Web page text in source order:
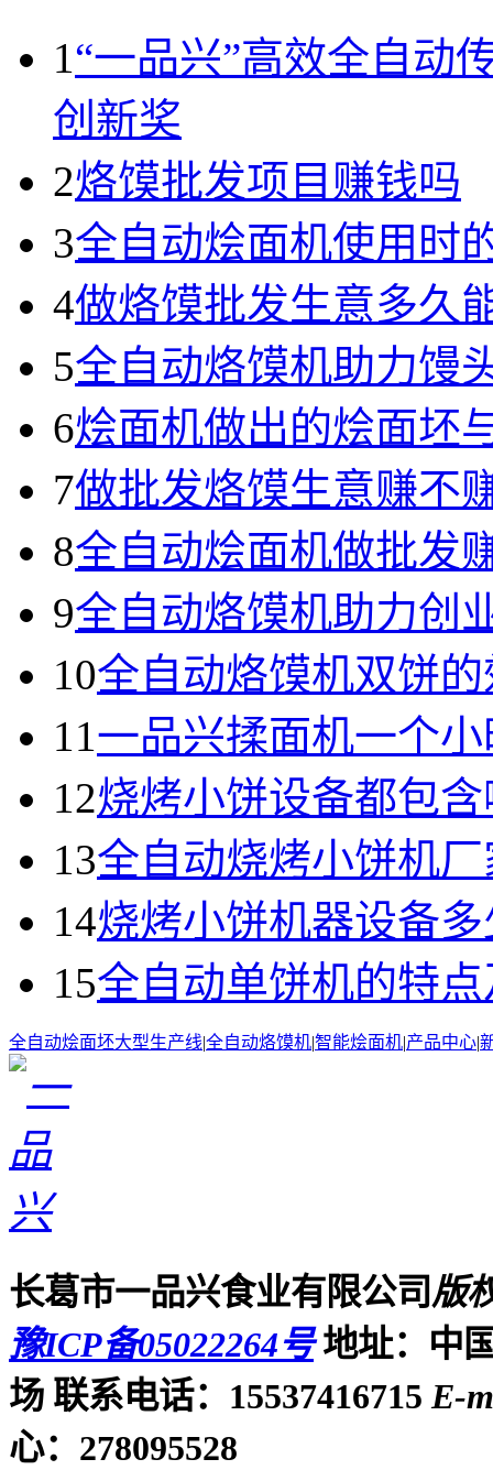
1“一品兴”高效全自动
创新奖
2烙馍批发项目赚钱吗
3全自动烩面机使用时
4做烙馍批发生意多久
5全自动烙馍机助力馒
6烩面机做出的烩面坯
7做批发烙馍生意赚不
8全自动烩面机做批发
9全自动烙馍机助力创
10全自动烙馍机双饼
11一品兴揉面机一个
12烧烤小饼设备都包
13全自动烧烤小饼机
14烧烤小饼机器设备
15全自动单饼机的特
全自动烩面坯大型生产线|全自动烙馍机|智能烩面机|产品中心|
长葛市一品兴食业有限公司版
豫ICP备05022264号 地址：中
场 联系电话：15537416715 E-
心：278095528